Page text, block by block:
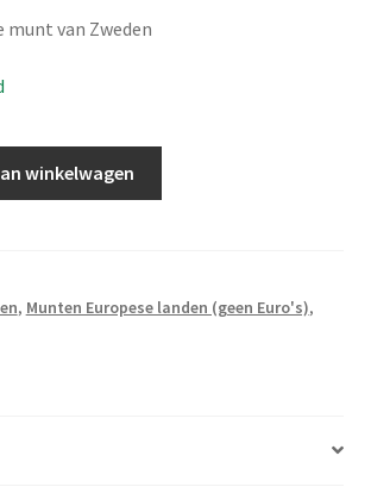
munt van Zweden
winkelwagen
, Munten Europese landen (geen Euro's),